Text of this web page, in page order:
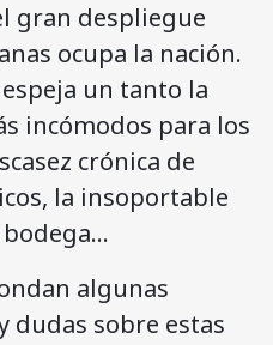
gran despliegue
ocupa la nación.
un tanto la
incómodos para los
crónica de
la insoportable
bodega…
algunas
dudas sobre estas